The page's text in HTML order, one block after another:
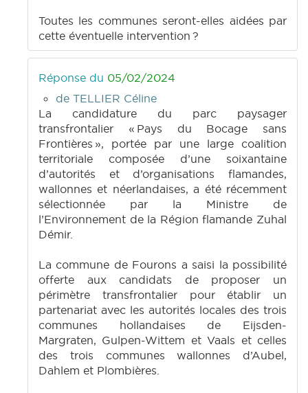
Toutes les communes seront-elles aidées par
cette éventuelle intervention ?
Réponse du 05/02/2024
de TELLIER Céline
La candidature du parc paysager
transfrontalier « Pays du Bocage sans
Frontières », portée par une large coalition
territoriale composée d’une soixantaine
d’autorités et d’organisations flamandes,
wallonnes et néerlandaises, a été récemment
sélectionnée par la Ministre de
l’Environnement de la Région flamande Zuhal
Démir.
La commune de Fourons a saisi la possibilité
offerte aux candidats de proposer un
périmètre transfrontalier pour établir un
partenariat avec les autorités locales des trois
communes hollandaises de Eijsden-
Margraten, Gulpen-Wittem et Vaals et celles
des trois communes wallonnes d’Aubel,
Dahlem et Plombières.